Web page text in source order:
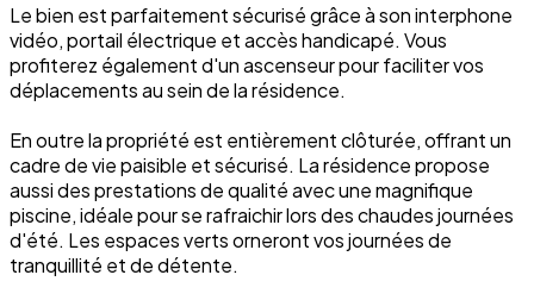
Le bien est parfaitement sécurisé grâce à son interphone
vidéo, portail électrique et accès handicapé. Vous
profiterez également d'un ascenseur pour faciliter vos
déplacements au sein de la résidence.
En outre la propriété est entièrement clôturée, offrant un
cadre de vie paisible et sécurisé. La résidence propose
aussi des prestations de qualité avec une magnifique
piscine, idéale pour se rafraichir lors des chaudes journées
d'été. Les espaces verts orneront vos journées de
tranquillité et de détente.